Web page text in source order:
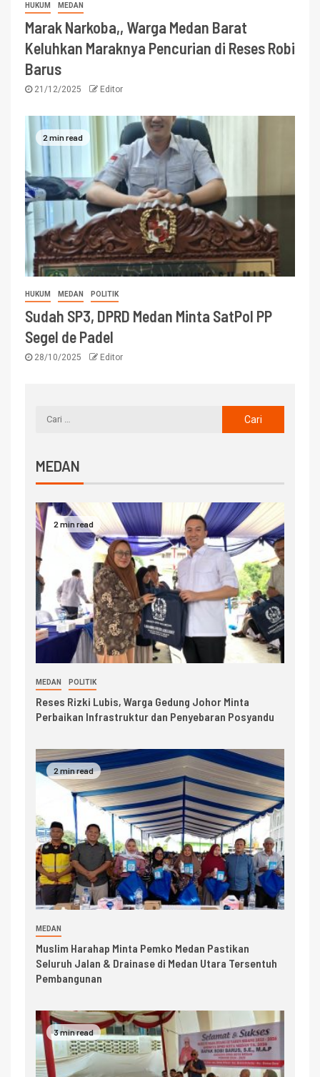
HUKUM MEDAN
Marak Narkoba,, Warga Medan Barat
Keluhkan Maraknya Pencurian di Reses Robi
Barus
21/12/2025 Editor
2 min read
HUKUM MEDAN POLITIK
Sudah SP3, DPRD Medan Minta SatPol PP
Segel de Padel
28/10/2025 Editor
MEDAN
2 min read
MEDAN POLITIK
Reses Rizki Lubis, Warga Gedung Johor Minta
Perbaikan Infrastruktur dan Penyebaran Posyandu
2 min read
MEDAN
Muslim Harahap Minta Pemko Medan Pastikan
Seluruh Jalan & Drainase di Medan Utara Tersentuh
Pembangunan
3 min read